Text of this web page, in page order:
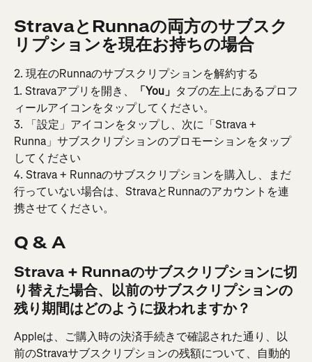
StravaとRunnaの両方のサブスク
リプションを現在お持ちの場合
2. 現在のRunnaのサブスクリプションを解約する
1. Stravaアプリを開き、
「You」 タブの左上にあるプロフ
ィールアイコンをタップしてください。
3. 「設定」アイコンをタップし、次に「Strava +
Runna」サブスクリプションのプロモーションをタップ
してください
4. Strava + Runnaのサブスクリプションを購入し、まだ
行っていない場合は、StravaとRunnaのアカウントを連
携させてください。
Q & A
Strava + Runnaのサブスクリプションに切
り替えた場合、以前のサブスクリプションの
残り期間はどのように扱われますか？
Appleは、ご購入時の決済手続きで確認された通り、以
前のStravaサブスクリプションの残額について、自動的